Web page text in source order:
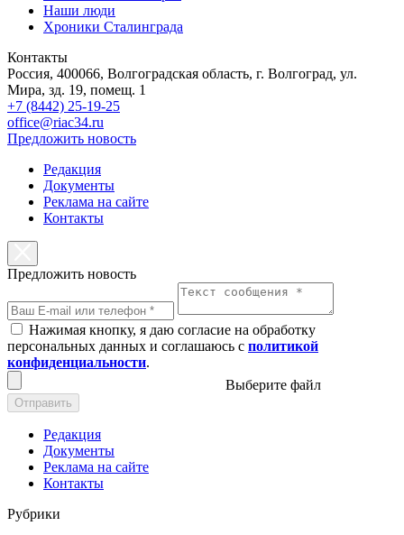
Наши люди
Хроники Сталинграда
Контакты
Россия, 400066, Волгоградская область, г. Волгоград, ул.
Мира, зд. 19, помещ. 1
+7 (8442) 25-19-25
office@riac34.ru
Предложить новость
Редакция
Документы
Реклама на сайте
Контакты
Предложить новость
Нажимая кнопку, я даю согласие на обработку
персональных данных и соглашаюсь с политикой
конфиденциальности.
Выберите файл
Отправить
Редакция
Документы
Реклама на сайте
Контакты
Рубрики